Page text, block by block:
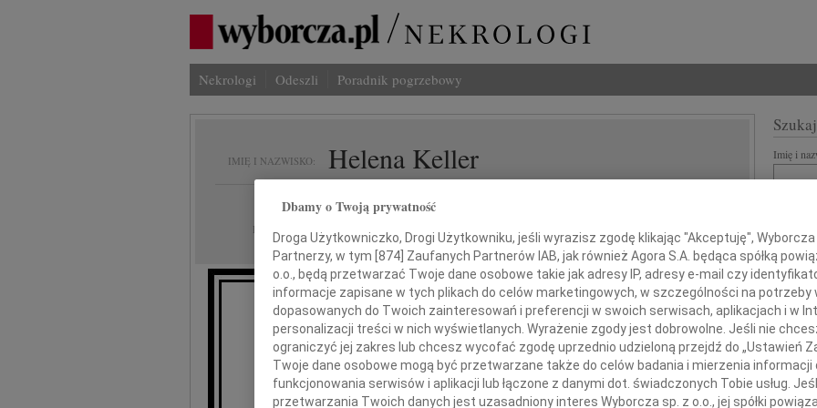
Nekrologi Odeszli Poradnik pogrzebowy
IMIĘ I NAZWISKO: Helena Keller
REGION: Warszawa
DATA EMISJI:
Kamili Becker i Marysi Keller-Hameli
i Ich
Imię i
INNE
Z
W
Dbamy o Twoją prywatność
Droga Użytkowniczko, Drogi Użytkowniku, jeśli wyrazisz zgodę klikając "Akceptuję",
Partnerzy, w tym [ 874 ] Zaufanych Partnerów IAB, jak również Agora S.A. będąca spółką
o.o., będą przetwarzać Twoje dane osobowe takie jak adresy IP, adresy e-mail czy
informacje zapisane w tych plikach do celów marketingowych, w szczególności na potrzeby
dopasowanych do Twoich zainteresowań i preferencji w swoich serwisach, aplikacjach i w
personalizacji treści w nich wyświetlanych. Wyrażenie zgody jest dobrowolne. Jeśli nie
ograniczyć jej zakres lub chcesz wycofać zgodę uprzednio udzieloną przejdź do „Ustawień
Twoje dane osobowe mogą być przetwarzane także do celów badania i mierzenia
funkcjonowania serwisów i aplikacji lub łączone z danymi dot. świadczonych Tobie usług.
przetwarzania Twoich danych jest uzasadniony interes Wyborcza sp. z o.o., jej spółki